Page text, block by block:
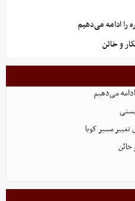
را ادامه می‌دهیم
و خائن
می‌دهیم
مسیر کوبا